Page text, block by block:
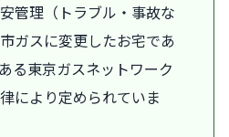
管理（トラブル・事故な
ガスに変更したお宅であ
る東京ガスネットワーク
により定められていま